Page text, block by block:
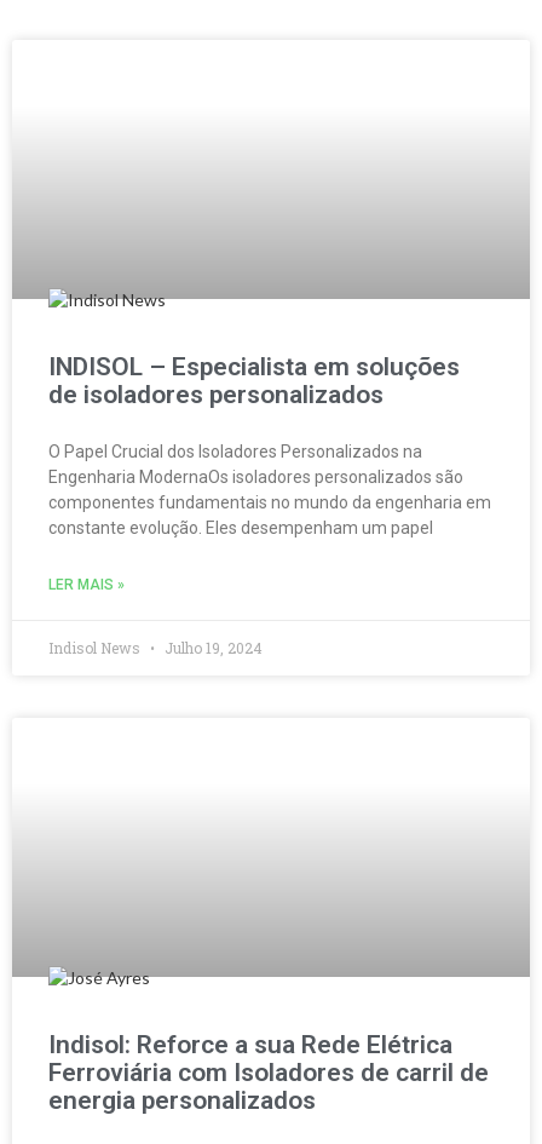
INDISOL – Especialista em soluções
de isoladores personalizados
O Papel Crucial dos Isoladores Personalizados na
Engenharia ModernaOs isoladores personalizados são
componentes fundamentais no mundo da engenharia em
constante evolução. Eles desempenham um papel
LER MAIS »
Indisol News Julho 19, 2024
Indisol: Reforce a sua Rede Elétrica
Ferroviária com Isoladores de carril de
energia personalizados